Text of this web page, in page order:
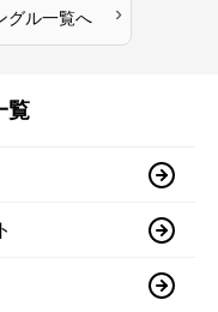
グル一覧へ ›
覧